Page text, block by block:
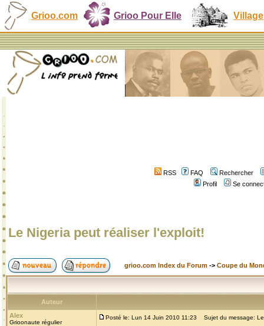
Grioo.com Grioo Pour Elle Village
RSS FAQ
Rechercher
Profil
Se
Le Nigeria peut réaliser l'exploit!
grioo.com Index du Forum -> Coupe du
Auteur
Alex
Grioonaute régulier
Posté le: Lun 14 Juin 2010 11:23 Sujet du message: